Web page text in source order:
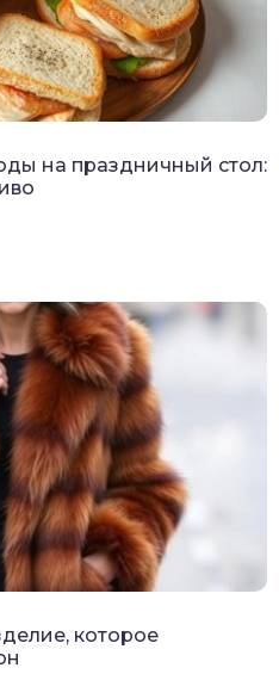
на праздничный стол:
которое